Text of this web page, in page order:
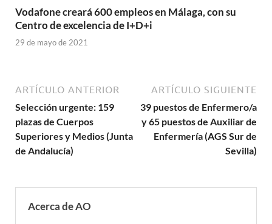
Vodafone creará 600 empleos en Málaga, con su
Centro de excelencia de I+D+i
29 de mayo de 2021
ARTÍCULO ANTERIOR
Selección urgente: 159
plazas de Cuerpos
Superiores y Medios (Junta
de Andalucía)
ARTÍCULO SIGUIENTE
39 puestos de Enfermero/a
y 65 puestos de Auxiliar de
Enfermería (AGS Sur de
Sevilla)
Acerca de AO